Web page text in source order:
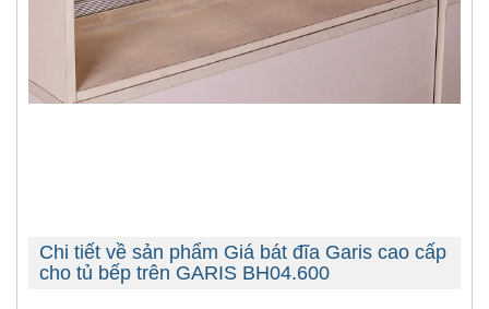
Chi tiết về sản phẩm Giá bát đĩa Garis cao cấp
cho tủ bếp trên GARIS BH04.600